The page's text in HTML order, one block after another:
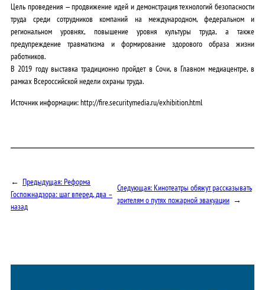
Цель проведения — продвижение идей и демонстрация технологий безопасности
труда среди сотрудников компаний на международном, федеральном и
региональном уровнях, повышение уровня культуры труда, а также
предупреждение травматизма и формирование здорового образа жизни
работников.
В 2019 году выставка традиционно пройдет в Сочи, в Главном медиацентре, в
рамках Всероссийской недели охраны труда.
Источник информации: http://fire.securitymedia.ru/exhibition.html
← Предыдущая:Реформа
Госпожнадзора: шаг вперед, два –
назад
Следующая:Кинотеатры обяжут рассказывать
зрителям о путях пожарной эвакуации →